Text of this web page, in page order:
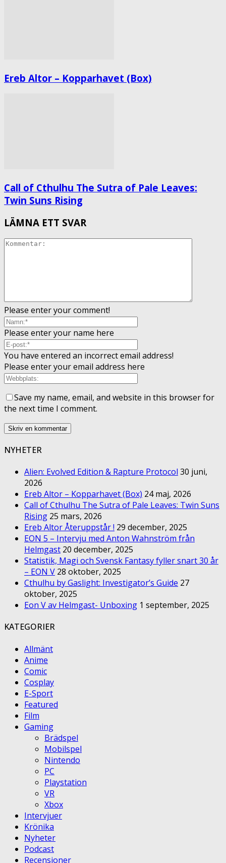
Ereb Altor – Kopparhavet (Box)
Call of Cthulhu The Sutra of Pale Leaves:
Twin Suns Rising
LÄMNA ETT SVAR
Please enter your comment!
Please enter your name here
You have entered an incorrect email address!
Please enter your email address here
Save my name, email, and website in this browser for
the next time I comment.
NYHETER
Alien: Evolved Edition & Rapture Protocol 30 juni,
2026
Ereb Altor – Kopparhavet (Box) 24 maj, 2026
Call of Cthulhu The Sutra of Pale Leaves: Twin Suns
Rising 25 mars, 2026
Ereb Altor Återuppstår ! 29 december, 2025
EON 5 – Intervju med Anton Wahnström från
Helmgast 20 december, 2025
Statistik, Magi och Svensk Fantasy fyller snart 30 år
– EON V 28 oktober, 2025
Cthulhu by Gaslight: Investigator’s Guide 27
oktober, 2025
Eon V av Helmgast- Unboxing 1 september, 2025
KATEGORIER
Allmänt
Anime
Comic
Cosplay
E-Sport
Featured
Film
Gaming
Brädspel
Mobilspel
Nintendo
PC
Playstation
VR
Xbox
Intervjuer
Krönika
Nyheter
Podcast
Recensioner